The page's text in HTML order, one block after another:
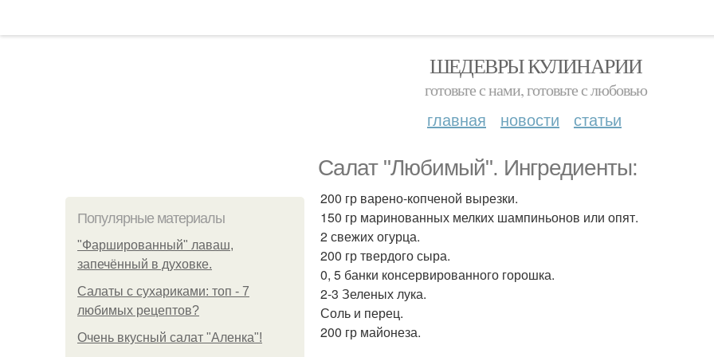
ШЕДЕВРЫ КУЛИНАРИИ
готовьте с нами, готовьте с любовью
главная новости статьи
Салат "Любимый". Ингредиенты:
Популярные материалы
"Фаршированный" лаваш,
запечённый в духовке.
Салаты с сухариками: топ - 7
любимых рецептов?
Очень вкусный салат "Аленка"!
200 гр варено-копченой вырезки.
150 гр маринованных мелких шампиньонов или опят.
2 свежих огурца.
200 гр твердого сыра.
0, 5 банки консервированного горошка.
2-3 Зеленых лука.
Соль и перец.
200 гр майонеза.